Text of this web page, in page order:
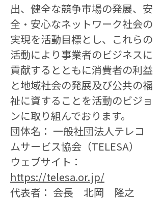
出、健全な競争市場の発展、安
全・安心なネットワーク社会の
実現を活動目標とし、これらの
活動により事業者のビジネスに
貢献するとともに消費者の利益
と地域社会の発展及び公共の福
祉に資することを活動のビジョ
ンに取り組んでおります。
団体名： 一般社団法人テレコ
ムサービス協会（TELESA）
ウェブサイト：
https://telesa.or.jp/
代表者： 会長　北岡　隆之